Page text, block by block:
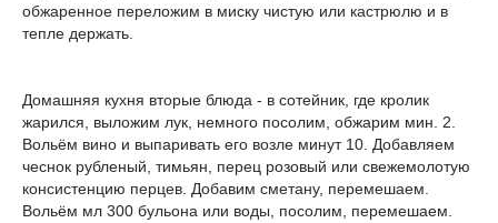
обжаренное переложим в миску чистую или кастрюлю и в
тепле держать.
Домашняя кухня вторые блюда - в сотейник, где кролик
жарился, выложим лук, немного посолим, обжарим мин. 2.
Вольём вино и выпаривать его возле минут 10. Добавляем
чеснок рубленый, тимьян, перец розовый или свежемолотую
консистенцию перцев. Добавим сметану, перемешаем.
Вольём мл 300 бульона или воды, посолим, перемешаем.